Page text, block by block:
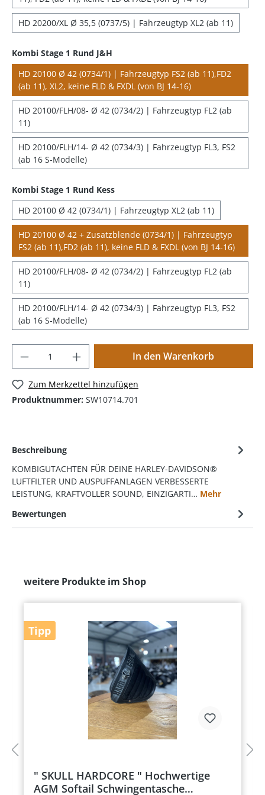
HD 20200/XL Ø 35,5 (0737/5) | Fahrzeugtyp XL2 (ab 11)
Kombi Stage 1 Rund J&H
HD 20100 Ø 42 (0734/1) | Fahrzeugtyp FS2 (ab 11),FD2
(ab 11), XL2, keine FLD & FXDL (von BJ 14-16)
HD 20100/FLH/08- Ø 42 (0734/2) | Fahrzeugtyp FL2 (ab
11)
HD 20100/FLH/14- Ø 42 (0734/3) | Fahrzeugtyp FL3, FS2
(ab 16 S-Modelle)
Kombi Stage 1 Rund Kess
HD 20100 Ø 42 (0734/1) | Fahrzeugtyp XL2 (ab 11)
HD 20100 Ø 42 + Zusatzblende (0734/1) | Fahrzeugtyp
FS2 (ab 11),FD2 (ab 11), keine FLD & FXDL (von BJ 14-16)
HD 20100/FLH/08- Ø 42 (0734/2) | Fahrzeugtyp FL2 (ab
11)
HD 20100/FLH/14- Ø 42 (0734/3) | Fahrzeugtyp FL3, FS2
(ab 16 S-Modelle)
In den Warenkorb
Zum Merkzettel hinzufügen
Produktnummer: SW10714.701
Beschreibung
KOMBIGUTACHTEN FÜR DEINE HARLEY-DAVIDSON®
LUFTFILTER UND AUSPUFFANLAGEN VERBESSERTE
LEISTUNG, KRAFTVOLLER SOUND, EINZIGARTI… Mehr
Bewertungen
weitere Produkte im Shop
Tipp
" SKULL HARDCORE " Hochwertige
AGM Softail Schwingentasche